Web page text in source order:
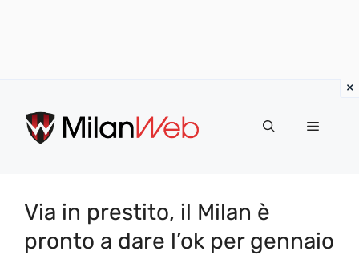
contenuto
MENU
Via in prestito, il Milan è
pronto a dare l’ok per gennaio